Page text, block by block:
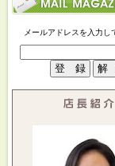
メールアドレスを入力し